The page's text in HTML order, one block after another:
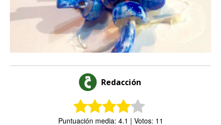
Redacción
Puntuación media: 4.1 | Votos: 11